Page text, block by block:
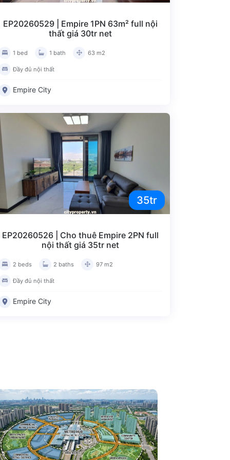
12
Đánh giá bài viết
EP20260529 | Empire 1PN 63m² full nội
thất giá 30tr net
1 bed 1 bath 63 m2
Đầy đủ nội thất
Empire City
35tr
EP20260526 | Cho thuê Empire 2PN full
nội thất giá 35tr net
2 beds 2 baths 97 m2
Đầy đủ nội thất
Empire City